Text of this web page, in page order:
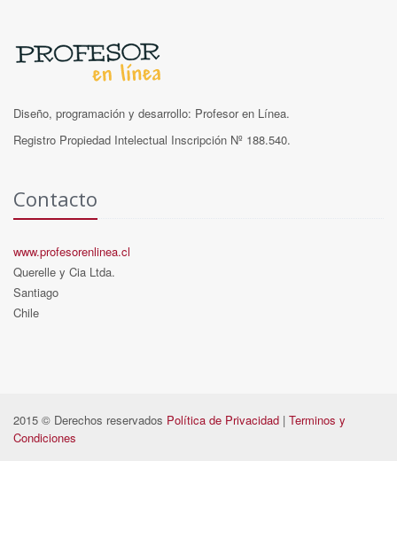
Diseño, programación y desarrollo: Profesor en Línea.
Registro Propiedad Intelectual Inscripción Nº 188.540.
Contacto
www.profesorenlinea.cl
Querelle y Cia Ltda.
Santiago
Chile
2015 © Derechos reservados Política de Privacidad | Terminos y
Condiciones